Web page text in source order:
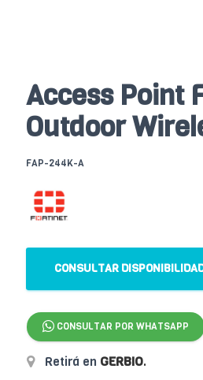
Access Point
Outdoor
FAP-244K-A
CONSULTAR
CONSULTAR POR WHATSAPP
Retirá en GERBIO.